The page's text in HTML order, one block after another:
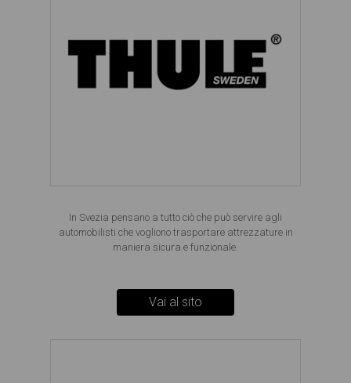
In Svezia pensano a tutto ciò che può servire agli
automobilisti che vogliono trasportare attrezzature in
maniera sicura e funzionale.
Vai al sito